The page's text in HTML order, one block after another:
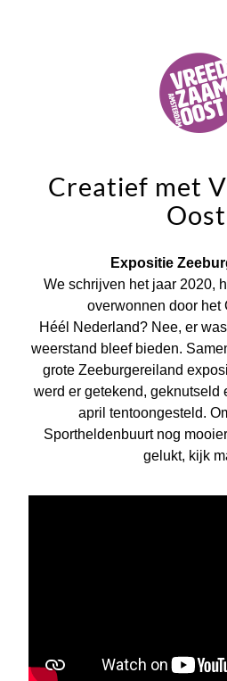
Creatief met
Oost
Expositie
We schrijven het jaar 2020,
overwonnen door het
Héél Nederland? Nee, er
weerstand bleef bieden.
grote Zeeburgereiland
werd er getekend, geknutseld
april tentoongesteld.
Sportheldenbuurt nog
gelukt, kijk